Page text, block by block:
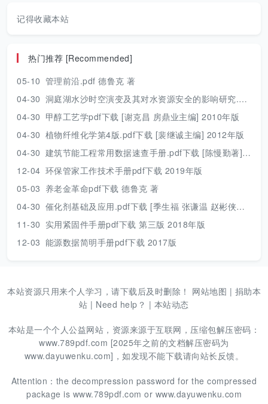
记得收藏本站
热门推荐 [Recommended]
05-10 管理前沿.pdf 德鲁克 著
04-30 洞庭湖水沙时空演变及其对水资源安全的影响研究.pdf 胡光伟 著 2017年版
04-30 甲醇工艺学pdf下载 [谢克昌 房鼎业主编] 2010年版
04-30 植物纤维化学第4版.pdf下载 [裴继诚主编] 2012年版
04-30 建筑节能工程常用数据速查手册.pdf下载 [陈慢勤著] 2010年版
12-04 环保管家工作技术手册pdf下载 2019年版
05-03 养老金革命pdf下载 德鲁克 著
04-30 催化剂基础及应用.pdf下载 [季生福 张谦温 赵彬侠编] 2011年版
11-30 实用紧固件手册pdf下载 第三版 2018年版
12-03 能源数据简明手册pdf下载 2017版
本站资源只用来个人学习，请下载后及时删除！ 网站地图 | 捐助本
站 | Need help？ | 本站动态
本站是一个个人公益网站，资源来源于互联网，压缩包解压密码：
www.789pdf.com [2025年之前的文档解压密码为
www.dayuwenku.com]，如发现不能下载请向站长反馈。
Attention：the decompression password for the compressed
package is www.789pdf.com or www.dayuwenku.com